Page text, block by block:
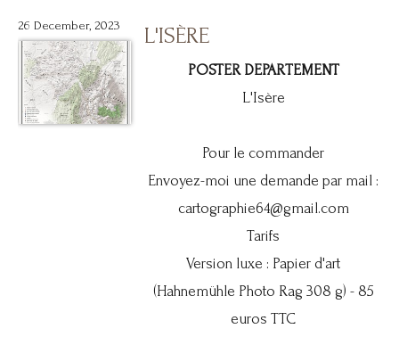
26 December, 2023 L'ISÈRE
POSTER DEPARTEMENT
L'Isère
Pour le commander
Envoyez-moi une demande par mail :
cartographie64@gmail.com
Tarifs
Version luxe : Papier d'art
(Hahnemühle Photo Rag 308 g) - 85
euros TTC